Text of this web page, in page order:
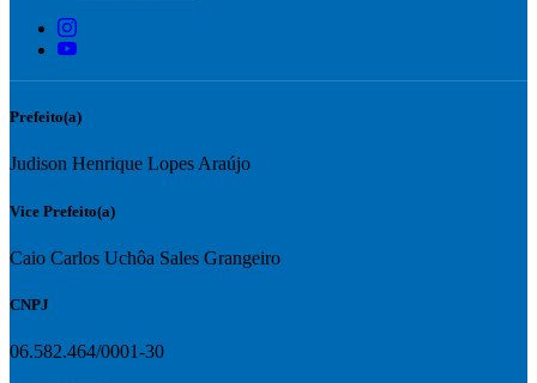
Prefeito(a)
Judison Henrique Lopes Araújo
Vice Prefeito(a)
Caio Carlos Uchôa Sales Grangeiro
CNPJ
06.582.464/0001-30